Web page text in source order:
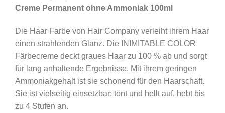
Ammoniak
-
06.4
Dark
Copper
Blonde
/
Dunkel
Creme Permanent ohne Ammoniak 100ml
Die Haar Farbe von Hair Company verleiht ihrem Haar
einen strahlenden Glanz. Die INIMITABLE COLOR
Färbecreme deckt graues Haar zu 100 % ab und sorgt
für lang anhaltende Ergebnisse. Mit ihrem geringen
Ammoniakgehalt ist sie schonend für den Haarschaft.
Sie ist vielseitig einsetzbar: tönt und hellt auf, hebt bis
zu 4 Stufen an.